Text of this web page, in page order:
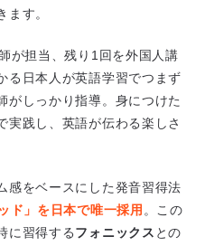
す。
が担当、残り1回を外国人講
る日本人が英語学習でつまず
がしっかり指導。身につけた
実践し、英語が伝わる楽しさ
感をベースにした発音習得法
ド」を日本で唯一採用 。この
に習得するフォニックス との